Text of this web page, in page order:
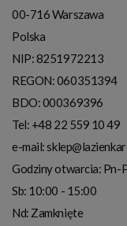
00-716Warszawa
Polska
NIP:8251972213
REGON: 060351394
BDO: 000369396
Tel: +48 22 559 10 49
e-mail:
Godziny otwarcia: Pn-
Sb: 10:00 - 15:00
Nd: Zamknięte